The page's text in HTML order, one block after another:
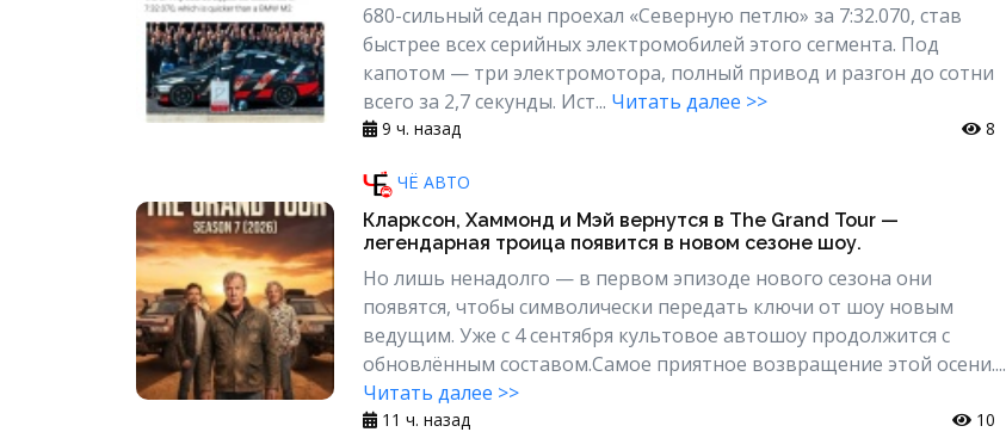
680-сильный седан проехал «Северную петлю» за 7:32.070, став
быстрее всех серийных электромобилей этого сегмента. Под
капотом — три электромотора, полный привод и разгон до сотни
всего за 2,7 секунды. Ист... Читать далее >>
9 ч. назад 8
ЧЁ АВТО
Кларксон, Хаммонд и Мэй вернутся в The Grand Tour —
легендарная троица появится в новом сезоне шоу.
Но лишь ненадолго — в первом эпизоде нового сезона они
появятся, чтобы символически передать ключи от шоу новым
ведущим. Уже с 4 сентября культовое автошоу продолжится с
обновлённым составом.Самое приятное возвращение этой осени....
Читать далее >>
11 ч. назад 10